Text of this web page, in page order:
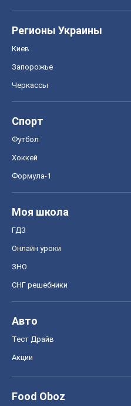
Регионы Украины
Киев
Запорожье
Черкассы
Спорт
Футбол
Хоккей
Формула-1
Моя школа
ГДЗ
Онлайн уроки
ЗНО
СНГ решебники
Авто
Тест Драйв
Акции
Food Oboz